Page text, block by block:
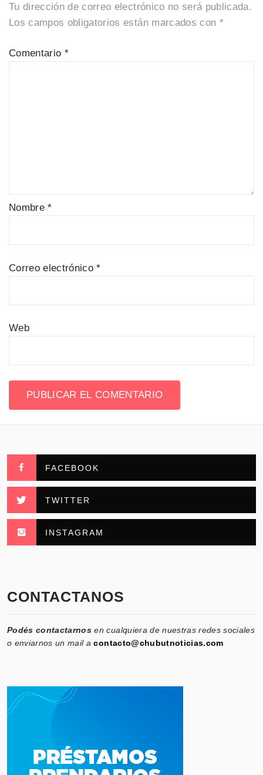
Tu dirección de correo electrónico no será publicada.
Los campos obligatorios están marcados con *
Comentario *
Nombre*
Correo electrónico*
Web
FACEBOOK
TWITTER
INSTAGRAM
CONTACTANOS
Podés contactarnos en cualquiera de nuestras redes sociales
o enviarnos un mail acontacto@chubutnoticias.com